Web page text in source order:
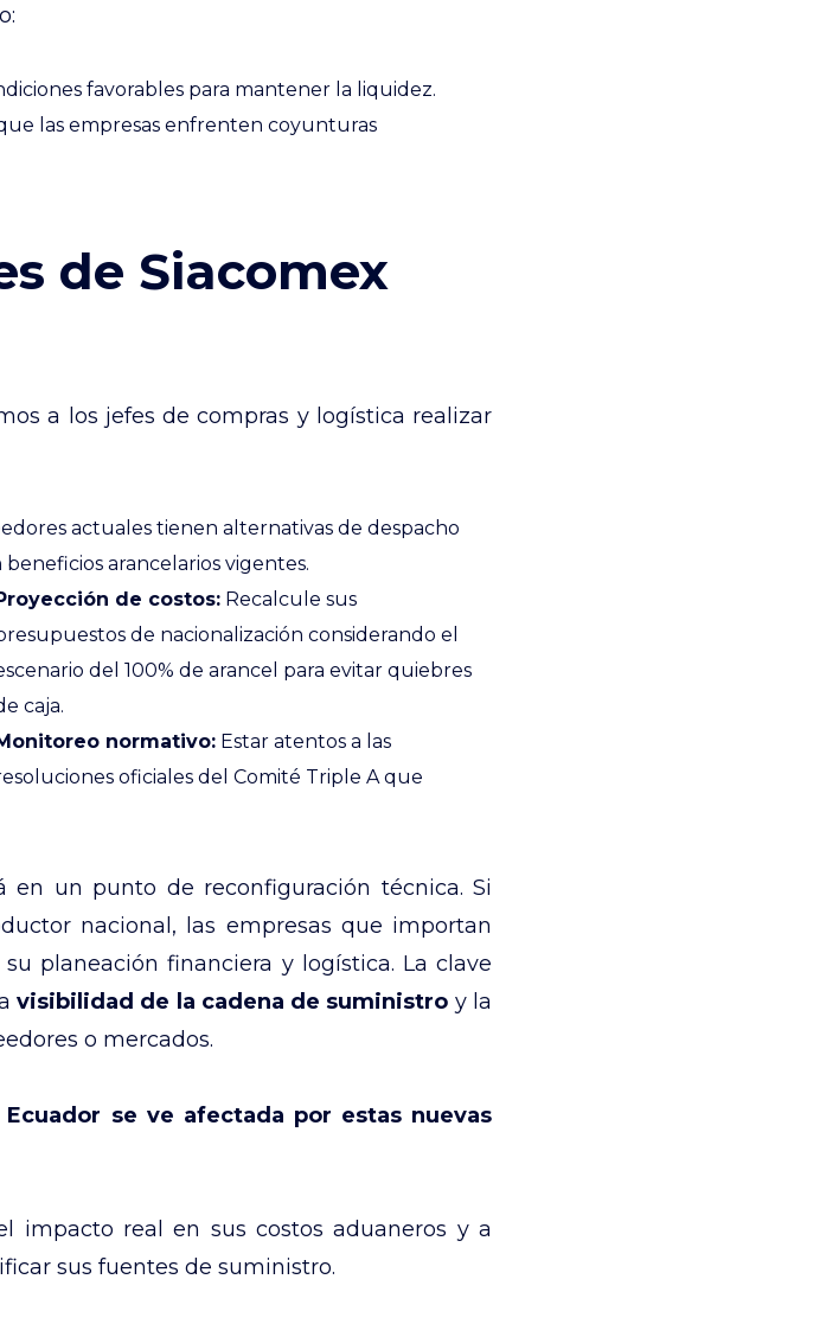
favorables para mantener la liquidez.
las empresas enfrenten coyunturas
de Siacomex
a los jefes de compras y logística realizar
actuales tienen alternativas de despacho
arancelarios vigentes.
de costos: Recalcule sus
de nacionalización considerando el
del 100% de arancel para evitar quiebres
caja.
normativo: Estar atentos a las
oficiales del Comité Triple A que
en un punto de reconfiguración técnica. Si
nacional, las empresas que importan
planeación financiera y logística. La clave
visibilidad de la cadena de suministro y la
o mercados.
se ve afectada por estas nuevas
impacto real en sus costos aduaneros y a
sus fuentes de suministro.